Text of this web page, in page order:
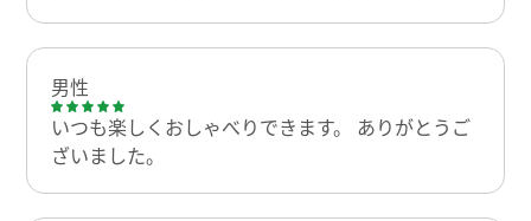
男性
いつも楽しくおしゃべりできます。 ありがとうご
ざいました。